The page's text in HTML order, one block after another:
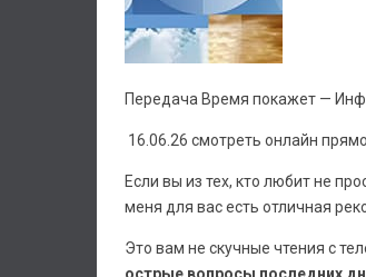
Передача Время покажет —
16.06.26 смотреть онлайн
Если вы из тех, кто любит не
меня для вас есть отличная
Это вам не скучные чтения с